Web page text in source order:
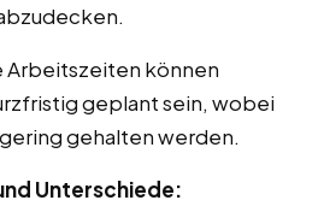
Arbeitszeiten können
geplant sein, wobei
gehalten werden.
Unterschiede: